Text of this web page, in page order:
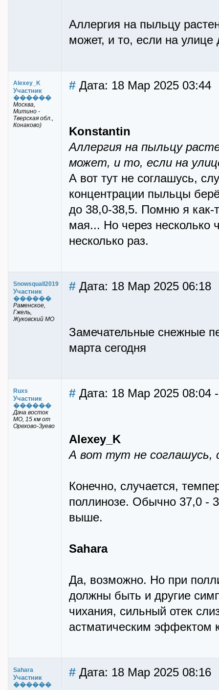
Аллергия на пыльцу
может, и то, если на улице
Alexey_K
Участник
������
Москва,
Митино -
Тверская обл.,
Конаково)
# Дата: 18 Мар 2025 03:44
Konstantin
Аллергия на пыльцу
может, и то, если на
А вот тут не соглашусь,
концентрации пыльцы
до 38,0-38,5. Помню я как-
мая... Но через несколько
несколько раз.
Snowsquall2019
Участник
������
Раменское,
Гжель,
Жуковский МО
# Дата: 18 Мар 2025 06:18
Замечательные снежные
марта сегодня
Ruxs
Участник
������
Дача восток
МО, 15 км от
Орехово-Зуево
# Дата: 18 Мар 2025 08:04
Alexey_K
А вот тут не соглашусь,
Конечно, случается,
поллинозе. Обычно 37,0 -
выше.
Sahara
Да, возможно. Но при
должны быть и другие
чихания, сильный отек
астматическим эффектом
Sahara
Участник
������
# Дата: 18 Мар 2025 08:16